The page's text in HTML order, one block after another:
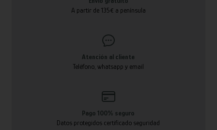
A partir de 135€ a península
Atención al cliente
Teléfono, whatsapp y email
Pago 100% seguro
Datos protegidos certificado seguridad